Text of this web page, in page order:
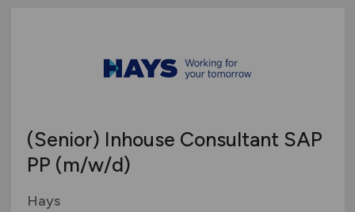
(Senior) Inhouse Consultant SAP
PP (m/w/d)
Hays